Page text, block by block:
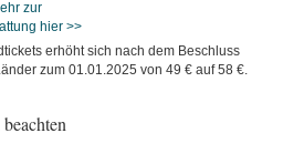
zur
hier >>
erhöht sich nach dem Beschluss
zum 01.01.2025 von 49 € auf 58 €.